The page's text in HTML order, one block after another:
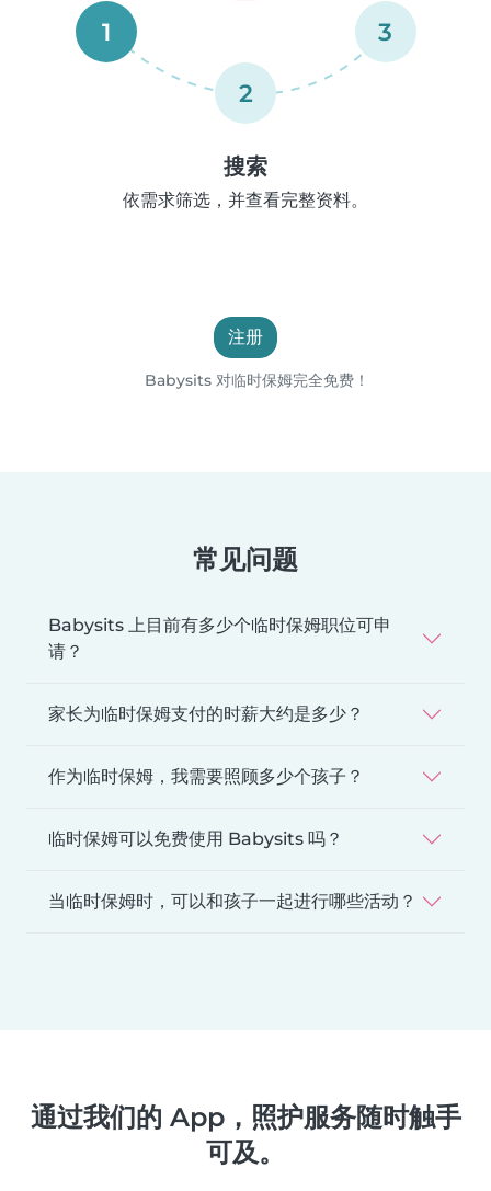
1
2
3
搜索
依需求筛选，并查看完整资料。
注册
Babysits 对临时保姆完全免费！
常见问题
Babysits 上目前有多少个临时保姆职位可申
请？
家长为临时保姆支付的时薪大约是多少？
作为临时保姆，我需要照顾多少个孩子？
临时保姆可以免费使用 Babysits 吗？
当临时保姆时，可以和孩子一起进行哪些活动？
通过我们的 App，照护服务随时触手
可及。